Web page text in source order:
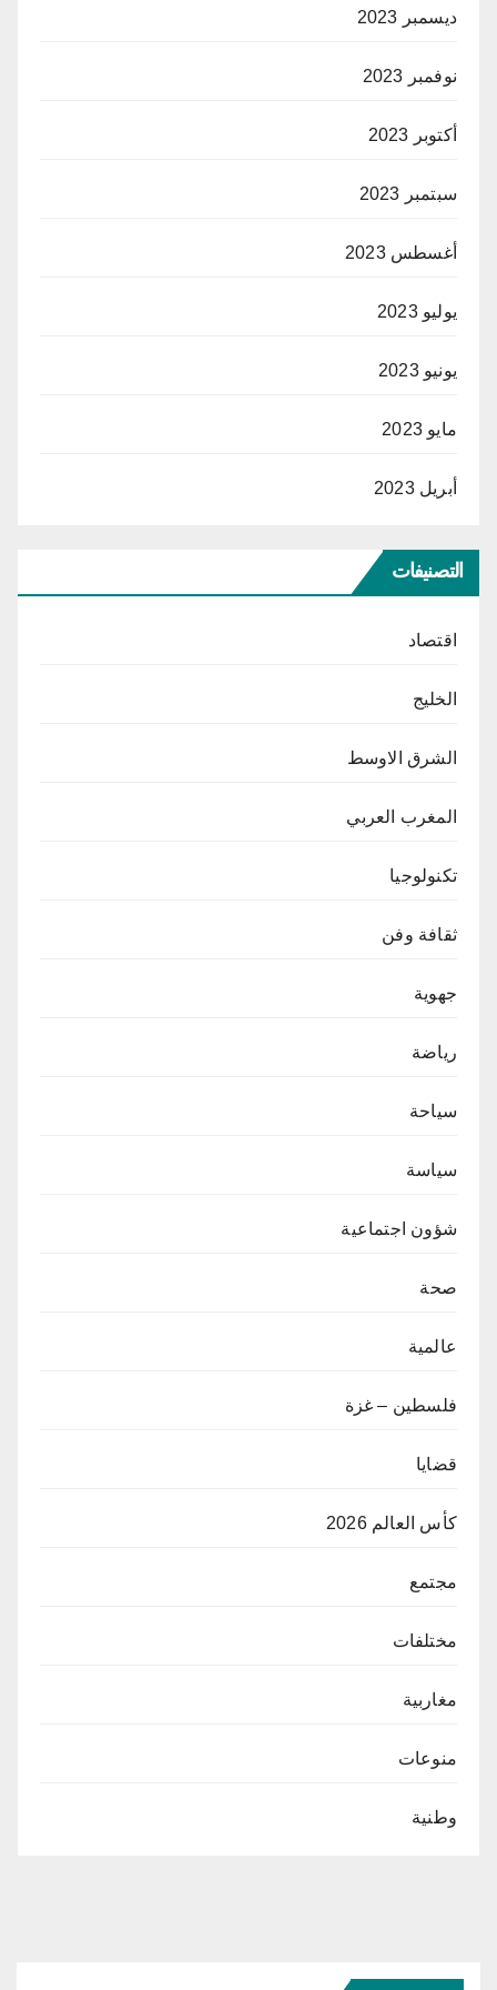
ديسمبر 2023
نوفمبر 2023
أكتوبر 2023
سبتمبر 2023
أغسطس 2023
يوليو 2023
يونيو 2023
مايو 2023
أبريل 2023
التصنيفات
اقتصاد
الخليج
الشرق الاوسط
المغرب العربي
تكنولوجيا
ثقافة وفن
جهوية
رياضة
سياحة
سياسة
شؤون اجتماعية
صحة
عالمية
فلسطين – غزة
قضايا
كأس العالم 2026
مجتمع
مختلفات
مغاربية
منوعات
وطنية